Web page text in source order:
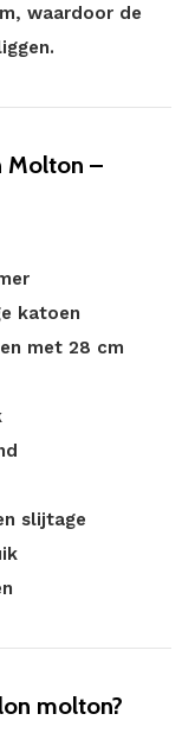
waardoor de
Molton –
katoen
met 28 cm
slijtage
molton?